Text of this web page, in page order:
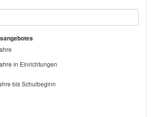
in Einrichtungen
bis Schulbeginn